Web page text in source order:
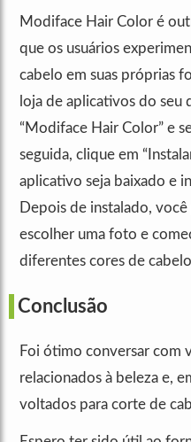
Modiface Hair Color é
que os usuários
cabelo em suas próprias
loja de aplicativos do
“Modiface Hair Color” e
seguida, clique em
aplicativo seja baixado e
Depois de instalado,
escolher uma foto e
diferentes cores de
Conclusão
Foi ótimo conversar com
relacionados à beleza e,
voltados para corte de